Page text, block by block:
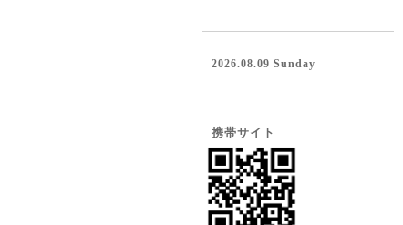
2026.08.09 Sunday
携帯サイト